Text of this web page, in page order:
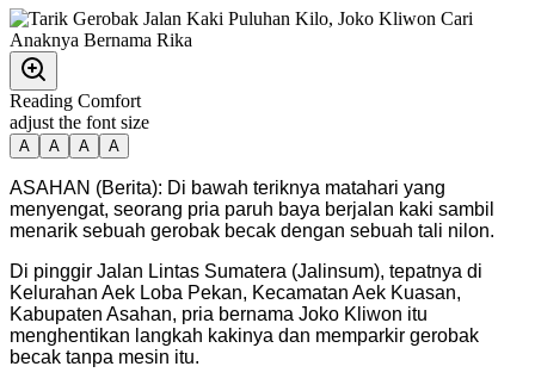
Reading Comfort
adjust the font size
A A A A
ASAHAN (Berita): Di bawah teriknya matahari yang
menyengat, seorang pria paruh baya berjalan kaki sambil
menarik sebuah gerobak becak dengan sebuah tali nilon.
Di pinggir Jalan Lintas Sumatera (Jalinsum), tepatnya di
Kelurahan Aek Loba Pekan, Kecamatan Aek Kuasan,
Kabupaten Asahan, pria bernama Joko Kliwon itu
menghentikan langkah kakinya dan memparkir gerobak
becak tanpa mesin itu.